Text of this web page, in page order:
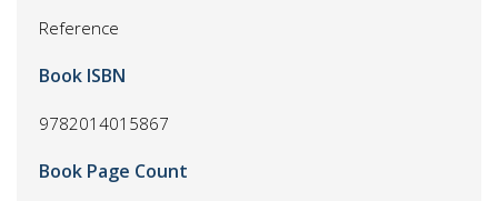
Reference
Book ISBN
9782014015867
Book Page Count